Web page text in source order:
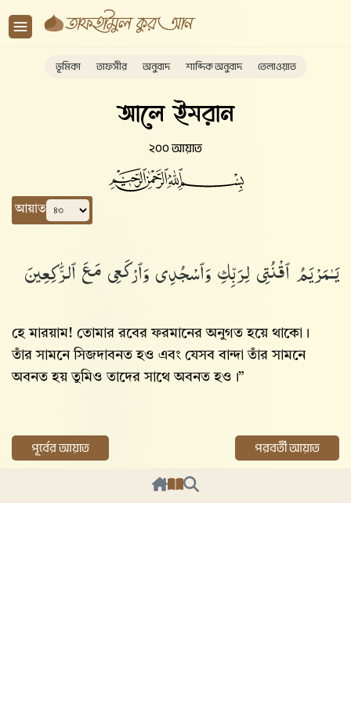
ভূমিকা তাফসীর অনুবাদ শাব্দিক অনুবাদ তেলাওয়াত
আলে ইমরান
২০০ আয়াত
আয়াত
يَـٰمَرْيَمُ ٱقْنُتِى لِرَبِّكِ وَٱسْجُدِى وَٱرْكَعِى مَعَ ٱلرَّٰكِعِينَ
হে মারয়াম! তোমার রবের ফরমানের অনুগত হয়ে থাকো।
তাঁর সামনে সিজদাবনত হও এবং যেসব বান্দা তাঁর সামনে
অবনত হয় তুমিও তাদের সাথে অবনত হও।”
পূর্বের আয়াত পরবর্তী আয়াত